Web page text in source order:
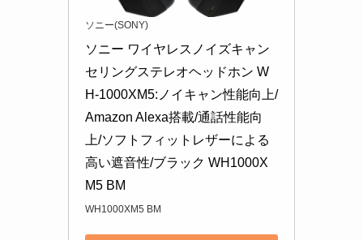
ソニー(SONY)
ソニー ワイヤレスノイズキャン
セリングステレオヘッドホン W
H-1000XM5:ノイキャン性能向上/
Amazon Alexa搭載/通話性能向
上/ソフトフィットレザーによる
高い遮音性/ブラック WH1000X
M5 BM
WH1000XM5 BM